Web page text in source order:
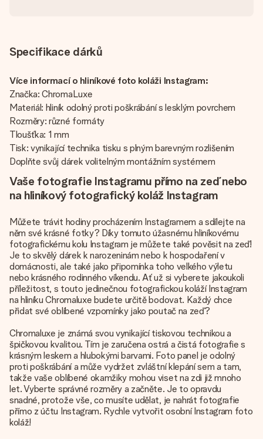
Specifikace dárků
Více informací o hliníkové foto koláži Instagram:
Značka: ChromaLuxe
Materiál: hliník odolný proti poškrábání s lesklým povrchem
Rozměry: různé formáty
Tloušťka: 1 mm
Tisk: vynikající technika tisku s plným barevným rozlišením
Doplňte svůj dárek volitelným montážním systémem
Vaše fotografie Instagramu přímo na zeď nebo
na hliníkový fotografický koláž Instagram
Můžete trávit hodiny procházením Instagramem a sdílejte na
něm své krásné fotky? Díky tomuto úžasnému hliníkovému
fotografickému kolu Instagram je můžete také pověsit na zeď!
Je to skvělý dárek k narozeninám nebo k hospodaření v
domácnosti, ale také jako připomínka toho velkého výletu
nebo krásného rodinného víkendu. Ať už si vyberete jakoukoli
příležitost, s touto jedinečnou fotografickou koláží Instagram
na hliníku Chromaluxe budete určitě bodovat. Každý chce
přidat své oblíbené vzpomínky jako poutač na zeď?
Chromaluxe je známá svou vynikající tiskovou technikou a
špičkovou kvalitou. Tím je zaručena ostrá a čistá fotografie s
krásným leskem a hlubokými barvami. Foto panel je odolný
proti poškrábání a může vydržet zvláštní klepání sem a tam,
takže vaše oblíbené okamžiky mohou viset na zdi již mnoho
let. Vyberte správné rozměry a začněte. Je to opravdu
snadné, protože vše, co musíte udělat, je nahrát fotografie
přímo z účtu Instagram. Rychle vytvořit osobní Instagram foto
koláž!